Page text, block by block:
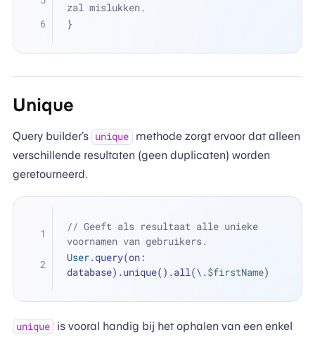
zal mislukken.
}
Unique
Query builder’s unique
methode zorgt ervoor dat alleen
verschillende resultaten (geen duplicaten) worden
geretourneerd.
// Geeft als resultaat alle unieke
voornamen van gebruikers.
User.query(on:
database).unique().all(\.$firstName)
unique
is vooral handig bij het ophalen van een enkel